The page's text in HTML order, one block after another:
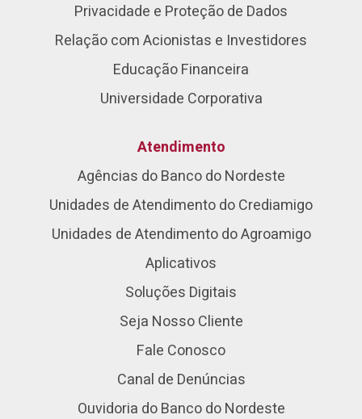
Privacidade e Proteção de Dados
Relação com Acionistas e Investidores
Educação Financeira
Universidade Corporativa
Atendimento
Agências do Banco do Nordeste
Unidades de Atendimento do Crediamigo
Unidades de Atendimento do Agroamigo
Aplicativos
Soluções Digitais
Seja Nosso Cliente
Fale Conosco
Canal de Denúncias
Ouvidoria do Banco do Nordeste